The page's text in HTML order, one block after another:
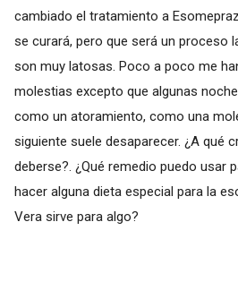
cambiado el tratamiento a
se curará, pero que será un proceso
son muy latosas. Poco a poco me
molestias excepto que algunas
como un atoramiento, como una
siguiente suele desaparecer. ¿A qué
deberse?. ¿Qué remedio puedo usar
hacer alguna dieta especial para la
Vera sirve para algo?